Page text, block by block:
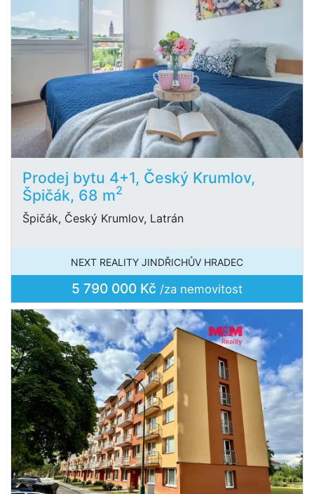
Prodej bytu 4+1, Český Krumlov,
Špičák, 68 m2
Špičák, Český Krumlov, Latrán
NEXT REALITY JINDŘICHŮV HRADEC
5 790 000 Kč /za nemovitost